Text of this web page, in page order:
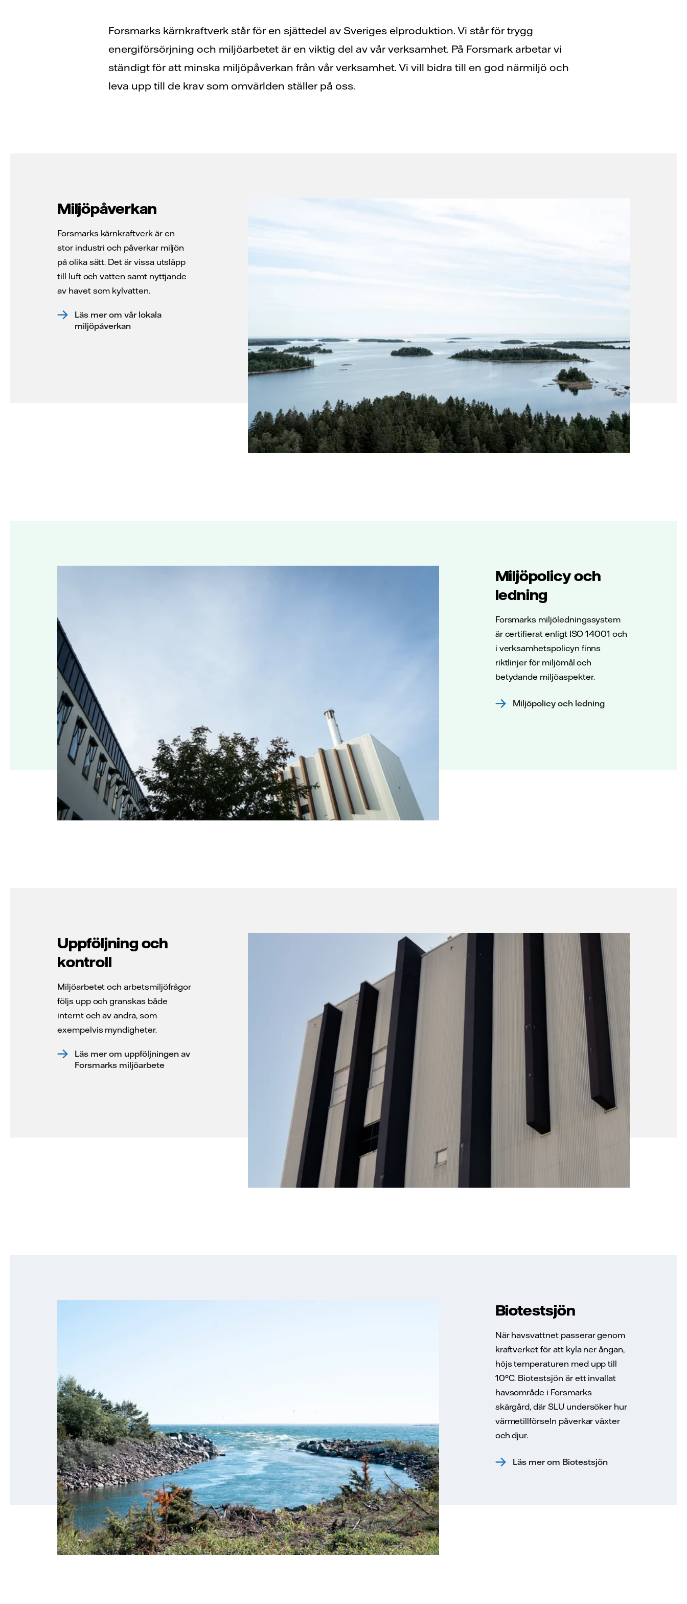
Forsmarks kärnkraftverk står för en sjättedel av Sveriges elproduktion. Vi står för trygg
energiförsörjning och miljöarbetet är en viktig del av vår verksamhet. På Forsmark arbetar vi
ständigt för att minska miljöpåverkan från vår verksamhet. Vi vill bidra till en god närmiljö och
leva upp till de krav som omvärlden ställer på oss.
Miljöpåverkan
Forsmarks kärnkraftverk är en
stor industri och påverkar miljön
på olika sätt. Det är vissa utsläpp
till luft och vatten samt nyttjande
av havet som kylvatten.
Läs mer om vår lokala
miljöpåverkan
Miljöpolicy och
ledning
Forsmarks miljöledningssystem
är certifierat enligt ISO 14001 och
i verksamhetspolicyn finns
riktlinjer för miljömål och
betydande miljöaspekter.
Miljöpolicy och ledning
Uppföljning och
kontroll
Miljöarbetet och arbetsmiljöfrågor
följs upp och granskas både
internt och av andra, som
exempelvis myndigheter.
Läs mer om uppföljningen av
Forsmarks miljöarbete
Biotestsjön
När havsvattnet passerar genom
kraftverket för att kyla ner ångan,
höjs temperaturen med upp till
10°C. Biotestsjön är ett invallat
havsområde i Forsmarks
skärgård, där SLU undersöker hur
värmetillförseln påverkar växter
och djur.
Läs mer om Biotestsjön